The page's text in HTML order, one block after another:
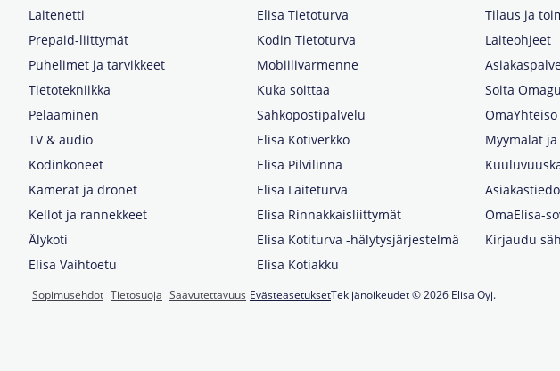
Laitenetti
Prepaid-liittymät
Puhelimet ja tarvikkeet
Tietotekniikka
Pelaaminen
TV & audio
Kodinkoneet
Kamerat ja dronet
Kellot ja rannekkeet
Älykoti
Elisa Vaihtoetu
Elisa Tietoturva
Kodin Tietoturva
Mobiilivarmenne
Kuka soittaa
Sähköpostipalvelu
Elisa Kotiverkko
Elisa Pilvilinna
Elisa Laiteturva
Elisa Rinnakkaisliittymät
Elisa Kotiturva -hälytysjärjestelmä
Elisa Kotiakku
Tilaus ja
Laiteohjeet
Soita
OmaYhteisö
Myymälät
OmaElisa-
Kirjaudu
Sopimusehdot Tietosuoja Saavutettavuus EvästeasetuksetTekijänoikeudet © 2026 Elisa Oyj.